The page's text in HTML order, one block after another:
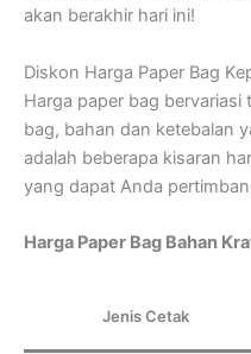
akan berakhir hari ini!
Diskon Harga Paper Bag
Harga paper bag
bag, bahan dan ketebalan
adalah beberapa kisaran
yang dapat Anda
Harga Paper Bag Bahan
Jenis Cetak